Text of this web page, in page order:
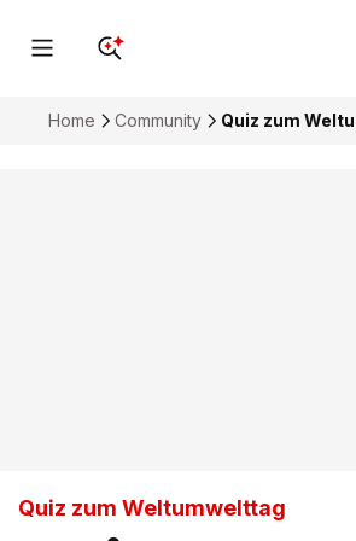
Home Community Quiz zum
Quiz zum Weltumwelttag